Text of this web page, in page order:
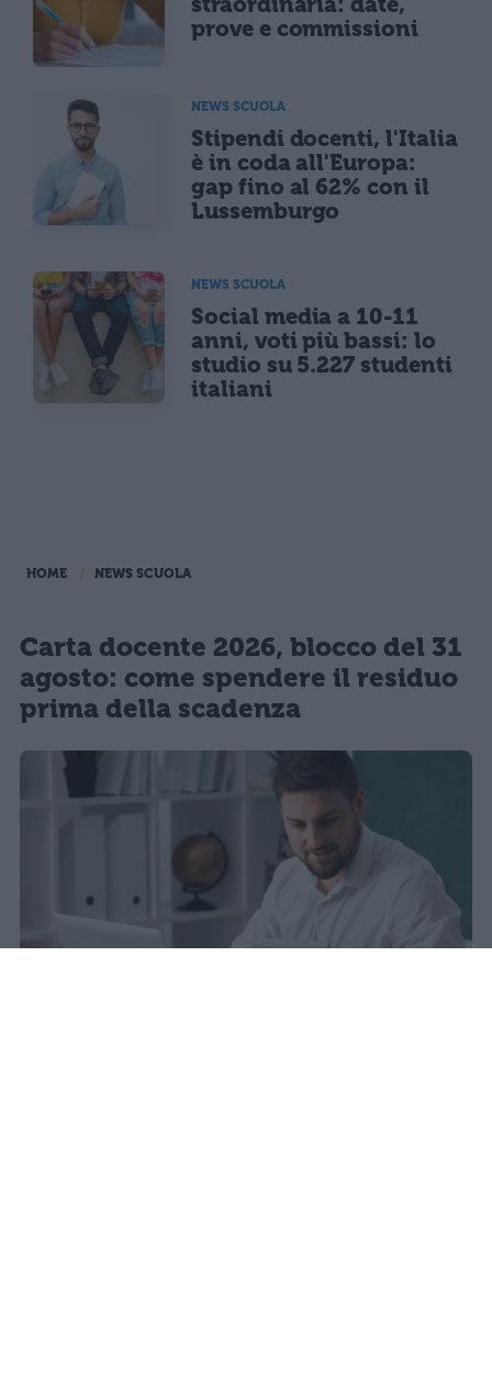
prove e commissioni
NEWS SCUOLA
Stipendi docenti, l'Italia
è in coda all'Europa:
gap fino al 62% con il
Lussemburgo
NEWS SCUOLA
Social media a 10-11
anni, voti più bassi: lo
studio su 5.227 studenti
italiani
HOME NEWS SCUOLA
Carta docente 2026, blocco del 31
agosto: come spendere il residuo
prima della scadenza